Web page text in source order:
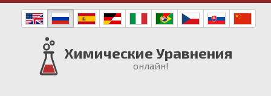
Химические Уравнения
онлайн!